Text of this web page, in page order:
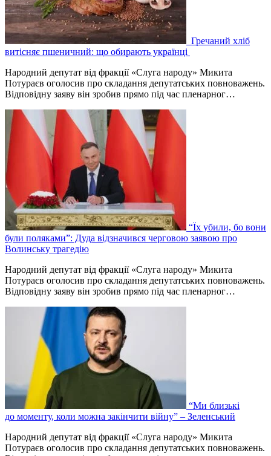
Гречаний хліб
витісняє пшеничний: що обирають українці
Народний депутат від фракції «Слуга народу» Микита
Потураєв оголосив про складання депутатських повноважень.
Відповідну заяву він зробив прямо під час пленарног…
“Їх убили, бо вони
були поляками”: Дуда відзначився черговою заявою про
Волинську трагедію
Народний депутат від фракції «Слуга народу» Микита
Потураєв оголосив про складання депутатських повноважень.
Відповідну заяву він зробив прямо під час пленарног…
“Ми близькі
до моменту, коли можна закінчити війну” – Зеленський
Народний депутат від фракції «Слуга народу» Микита
Потураєв оголосив про складання депутатських повноважень.